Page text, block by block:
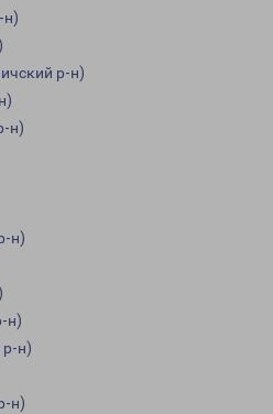
н)
р-н)
н)
н)
н)
н)
н)